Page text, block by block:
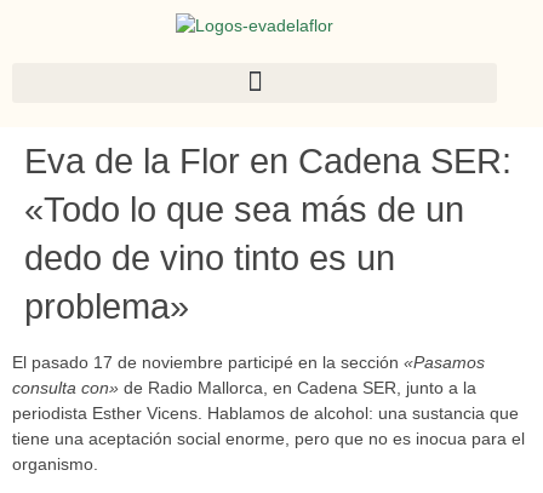
Eva de la Flor en Cadena SER:
«Todo lo que sea más de un
dedo de vino tinto es un
problema»
El pasado 17 de noviembre participé en la sección «Pasamos
consulta con» de Radio Mallorca, en Cadena SER, junto a la
periodista Esther Vicens. Hablamos de alcohol: una sustancia que
tiene una aceptación social enorme, pero que no es inocua para el
organismo.